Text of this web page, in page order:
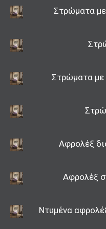
έτσι καθημερινά
άψογης συνεργασίας.
Στην εταιρεία μας
Στρώματα Memory
διαστάσεις και σε
(μαλακά, μέτρια,
στρώματα με
Στρώματα Latex :
ορθοπεδικό,
ύφασμα 100%
οτιδήποτε
Στρώματα
Στρώματα με
Αφρολέξ
Αφρολέξ
Ντυμένα